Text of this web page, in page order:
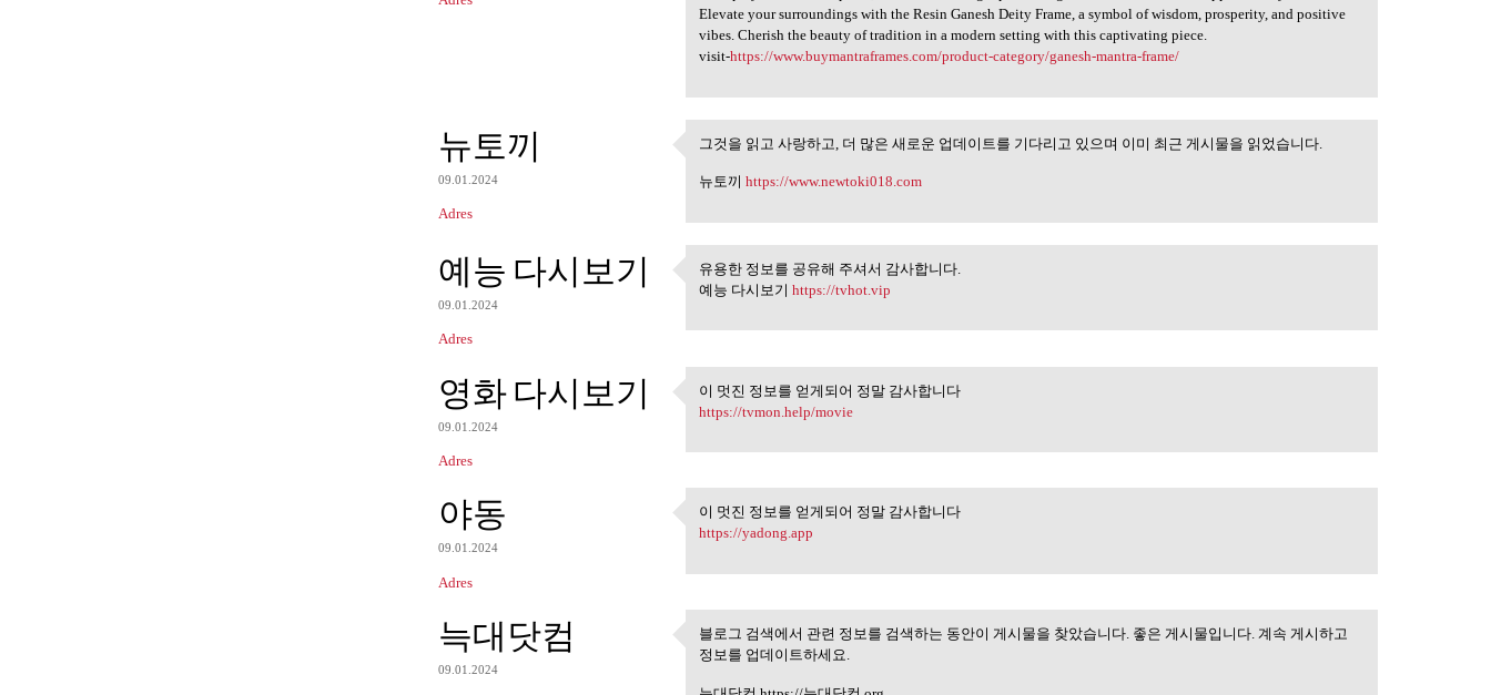
Elevate your surroundings with the Resin Ganesh Deity Frame, a symbol of wisdom, prosperity, and positive
vibes. Cherish the beauty of tradition in a modern setting with this captivating piece.
visit-https://www.buymantraframes.com/product-category/ganesh-mantra-frame/
뉴토끼
09.01.2024
Adres
그것을 읽고 사랑하고, 더 많은 새로운 업데이트를
그것을 읽고 사랑하고, 더 많은 새로운 업데이트를 기다리고 있으며 이미 최근 게시물을 읽었습니다.
뉴토끼https://www.newtoki018.com
예능 다시보기
09.01.2024
Adres
유용한 정보를 공유해 주셔서 감사합니다.
유용한 정보를 공유해 주셔서 감사합니다.
예능 다시보기https://tvhot.vip
영화 다시보기
09.01.2024
Adres
이 멋진 정보를 얻게되어 정말 감사합니다
이 멋진 정보를 얻게되어 정말 감사합니다
https://tvmon.help/movie
야동
09.01.2024
Adres
이 멋진 정보를 얻게되어 정말 감사합니다
이 멋진 정보를 얻게되어 정말 감사합니다
https://yadong.app
늑대닷컴
09.01.2024
블로그 검색에서 관련 정보를 검색하는 동안이 게시물을
블로그 검색에서 관련 정보를 검색하는 동안이 게시물을 찾았습니다. 좋은 게시물입니다. 계속 게시하고
정보를 업데이트하세요.